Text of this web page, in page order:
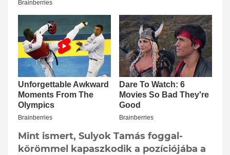
Mint ismert, Sulyok Tamás foggal-
körömmel kapaszkodik a pozíciójába a